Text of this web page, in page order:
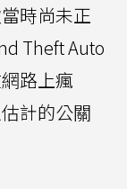
時尚未正
Theft Auto
路上瘋
計的公關